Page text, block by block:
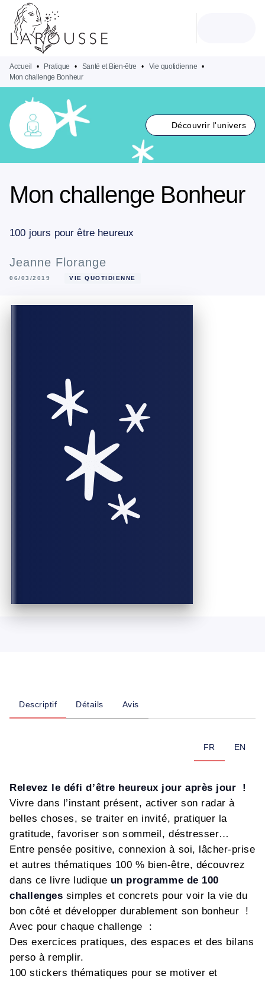
MENU
PIED DE PAGE
Accueil • Pratique • Santé et Bien-être • Vie quotidienne •
Mon challenge Bonheur
Découvrir l'univers
Mon challenge Bonheur
100 jours pour être heureux
Jeanne Florange
06/03/2019 VIE QUOTIDIENNE
Descriptif Détails Avis
FR EN
Relevez le défi d’être heureux jour après jour !
Vivre dans l’instant présent, activer son radar à
belles choses, se traiter en invité, pratiquer la
gratitude, favoriser son sommeil, déstresser…
Entre pensée positive, connexion à soi, lâcher-prise
et autres thématiques 100 % bien-être, découvrez
dans ce livre ludique un programme de 100
challenges simples et concrets pour voir la vie du
bon côté et développer durablement son bonheur !
Avec pour chaque challenge :
Des exercices pratiques, des espaces et des bilans
perso à remplir.
100 stickers thématiques pour se motiver et